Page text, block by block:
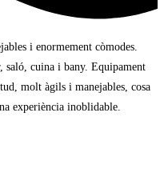
i enormement còmodes.
saló, cuina i bany. Equipament
molt àgils i manejables, cosa
experiència inoblidable.